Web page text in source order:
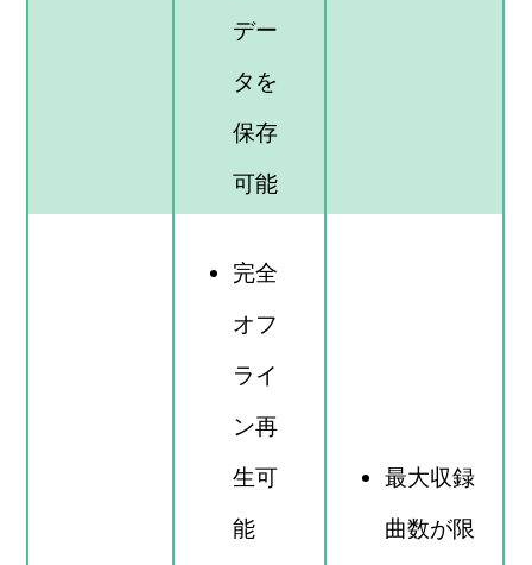
デー
タを
保存
可能
完全
オフ
ライ
ン再
生可
能
最大収録
曲数が限